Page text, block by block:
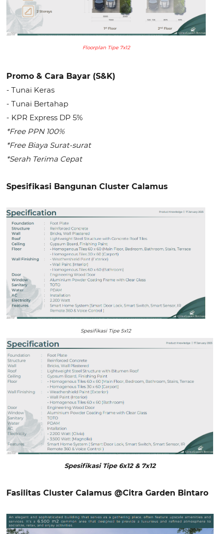
Floorplan Tipe 7x12
Promo & Cara Bayar (S&K)
- Tunai Keras
- Tunai Bertahap
- KPR Express DP 5%
*Free PPN 100%
*Free Biaya Surat-surat
*Serah Terima Cepat
Spesifikasi Bangunan Cluster Calamus
Spesifikasi Tipe 5x12
Spesifikasi Tipe 6x12 & 7x12
Fasilitas Cluster Calamus @Citra Garden Bintaro